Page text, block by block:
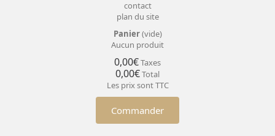
contact
plan du site
Panier(vide)
Aucun produit
0,00€Taxes
0,00€Total
Les prix sont TTC
Commander